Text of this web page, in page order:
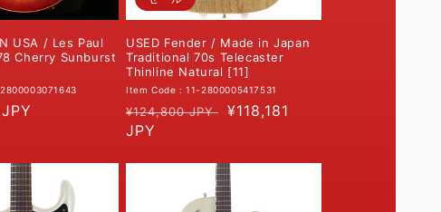
USA / Les Paul
Cherry Sunburst
USED Fender / Made in Japan
Traditional 70s Telecaster
Thinline Natural [11]
Item Code : 11-2800005417531
通
常
¥124,800 JPY
セ
価
格
¥118,181
JPY